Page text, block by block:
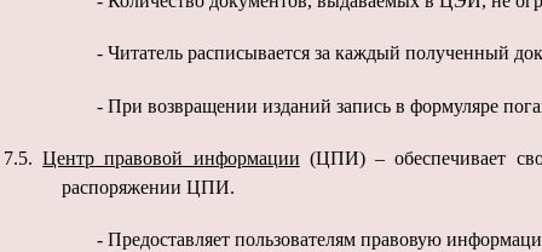
- Читатель расписывается за каждый полученный
- При возвращении изданий запись в формуляре
7.5. Центр правовой информации (ЦПИ) – обеспечивает
распоряжении ЦПИ.
- Предоставляет пользователям правовую